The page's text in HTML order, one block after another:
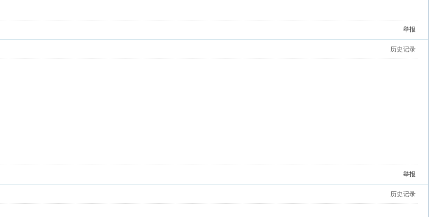
举报
历史记录
举报
历史记录